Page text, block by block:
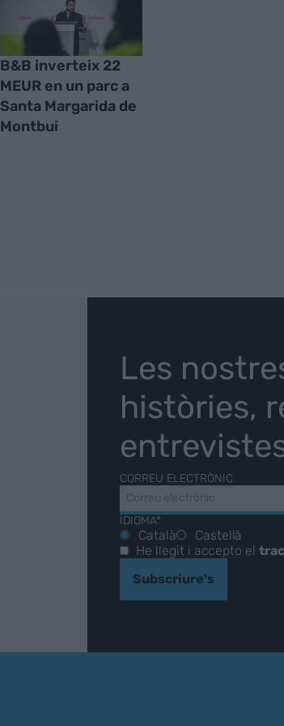
B&B inverteix 22
MEUR en un parc a
Santa Margarida de
Montbui
Les
històries,
CORREU ELECTRÒNIC
IDIOMA*
Català
Castellà
He llegit i accepto el
Subscriure's